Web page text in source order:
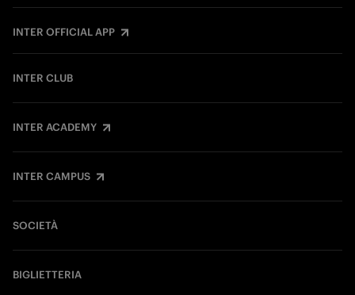
INTER OFFICIAL APP
INTER CLUB
INTER ACADEMY
INTER CAMPUS
SOCIETÀ
BIGLIETTERIA